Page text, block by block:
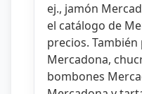
ej., jamón
el catálogo de
precios.
Mercadona,
bombones